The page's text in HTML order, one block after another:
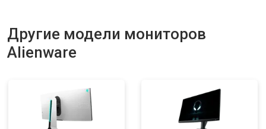
Другие модели мониторов
Alienware